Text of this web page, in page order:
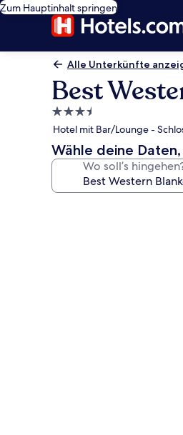
Zum Hauptinhalt springen
Alle Unterkünfte
Best
3.5-
Sterne-
Unterkunft
Hotel mit Bar/Lounge -
Wähle deine
Wo soll’s